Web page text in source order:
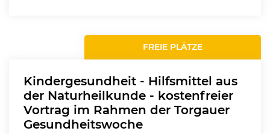
FREIE PLÄTZE
Kindergesundheit - Hilfsmittel aus
der Naturheilkunde - kostenfreier
Vortrag im Rahmen der Torgauer
Gesundheitswoche